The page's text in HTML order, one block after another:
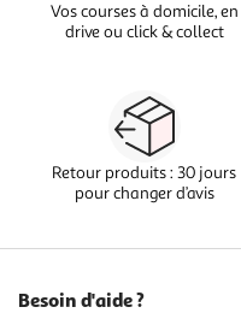
Vos courses à domicile, en
drive ou click & collect
Retour produits : 30 jours
pour changer d’avis
Besoin d'aide ?